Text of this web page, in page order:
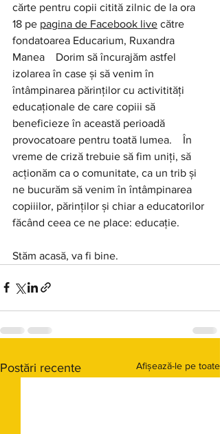
cărte pentru copii citită zilnic de la ora
18 pe pagina de Facebook live către
fondatoarea Educarium, Ruxandra
Manea
    Dorim să încurajăm astfel
izolarea în case și să venim în
întâmpinarea părinților cu activitități
educaționale de care copiii să
beneficieze în această perioadă
provocatoare pentru toată lumea.    În
vreme de criză trebuie să fim uniți, să
acționăm ca o comunitate, ca un trib și
ne bucurăm să venim în întâmpinarea
copiiilor, părinților și chiar a educatorilor
făcând ceea ce ne place: educație.
Stăm acasă, va fi bine.
Postări recente Afișează-le pe toate